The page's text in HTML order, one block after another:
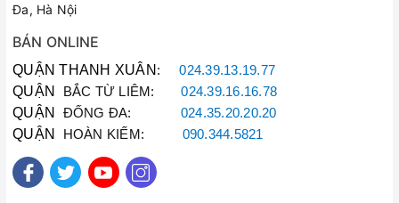
Đa, Hà Nội
BÁN ONLINE
QUẬN THANH XUÂN :024.39.13.19.77
QUẬN BẮC TỪ LIÊM:024.39.16.16.78
QUẬN ĐỐNG ĐA: 024.35.20.20.20
QUẬN HOÀN KIẾM: 090.344.5821